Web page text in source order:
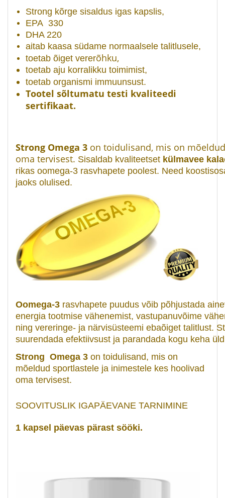
Strong kõrge sisaldus igas kapslis,
EPA 330
DHA 220
aitab kaasa südame normaalsele talitlusele,
toetab õiget vererõhku,
toetab aju korralikku toimimist,
toetab organismi immuunsust.
Tootel sõltumatu testi kvaliteedi
sertifikaat.
Strong Omega 3 on toidulisand, mis on
oma tervisest. Sisaldab kvaliteetset külmavee
rikas oomega-3 rasvhapete poolest. Need
jaoks olulised.
Oomega-3 rasvhapete puudus võib põhjustada
energia tootmise vähenemist, vastupanuvõime
ning vereringe- ja närvisüsteemi ebaõiget talitlust.
suurendada efektiivsust ja parandada kogu keha
Strong Omega 3 on toidulisand, mis on
mõeldud sportlastele ja inimestele kes hoolivad
oma tervisest.
SOOVITUSLIK IGAPÄEVANE TARNIMINE
1 kapsel päevas pärast sööki.